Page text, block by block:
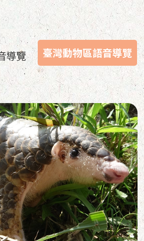
臺灣動物區語音導覽